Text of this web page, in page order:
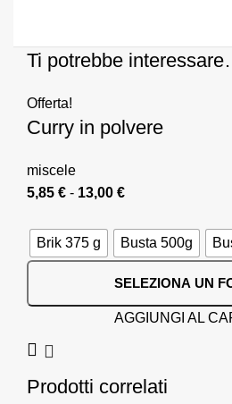
Ti potrebbe
Offerta!
Curry in polvere
miscele
5,85 € - 13,00 €
Brik 375 g Busta 500g
SELEZIONA UN
AGGIUNGI AL
Prodotti correlati